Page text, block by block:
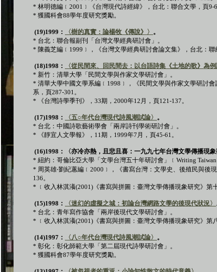
* 林明德編﹝ 2001 ﹞《台灣現代詩經緯》，台北：聯合文學，頁9-
* 獲國科會88學年度研究獎勵。
(19)1999 ： 〈樹的真實：論楊牧《傳說》〉 。
* 台北：聯合報副刊「台灣文學經典研討會」。
* 陳義芝編﹝ 1999 ﹞，《台灣文學經典研討會論文集》，台北：
(18)1998 ：
〈從民間來、回民間去：以台語詩集《土地的歌》為
* 新竹：清華大學「民間文學與作家文學研討會」。
* 清華大學中國文學系編﹝ 1998 ﹞，《民間文學與作家文學研討
系，頁287-301。
* 《台灣詩學季刊》，33期，2000年12月，頁121-137。
(17)1998 ： 〈五○年代台灣現代詩風潮試論〉 。
* 台北：中國詩歌藝術學會「兩岸詩刊學術研討會」。
*
《靜宜人文學報》， 11期， 1999年7 月，頁45-61。
(16)1998 ：〈亦冷亦熱，且悲且喜：一九九七年台灣文學傳播現
* 紐約：哥倫比亞大學「文學台灣五十年研討會」﹝ Writing
* 周英雄‧劉紀蕙編﹝ 2000 ﹞，《書寫台灣：文學史、後殖民與後
136。
* ﹝收入林淇瀁(2001) 《書寫與拼圖：臺灣文學傳播現象研究》第
(15)1998 ： 〈迷幻的虛擬之城：初論台灣網路文學的後現代狀況〉
* 台北：青年寫作協會「兩岸後現代文學研討會」。
* ﹝收入林淇瀁(2001) 《書寫與拼圖：臺灣文學傳播現象研究》第
(14)1997 ： 〈八○年代台灣現代詩風潮試論〉 。
* 彰化：彰化師範大學「第二屆現代詩學研討會」。
* 獲國科會87學年度研究獎勵。